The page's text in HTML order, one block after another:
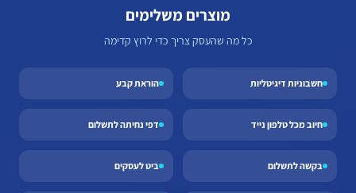
מוצרים משלימים
כל מה שהעסק צריך כדי לרוץ קדימה
חשבוניות דיגיטליות הוראת קבע
חיוב מכל טלפון נייד דפי נחיתה לתשלום
בקשה לתשלום ביט לעסקים